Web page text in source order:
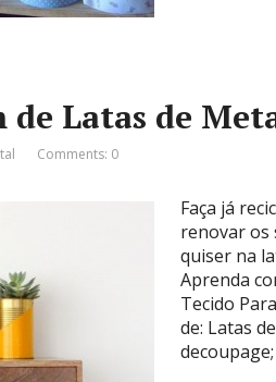
de Latas de
Comments: 0
Faça já
renovar os
quiser na
Aprenda
Tecido
de: Latas